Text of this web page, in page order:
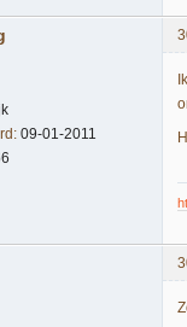
09-01-2011